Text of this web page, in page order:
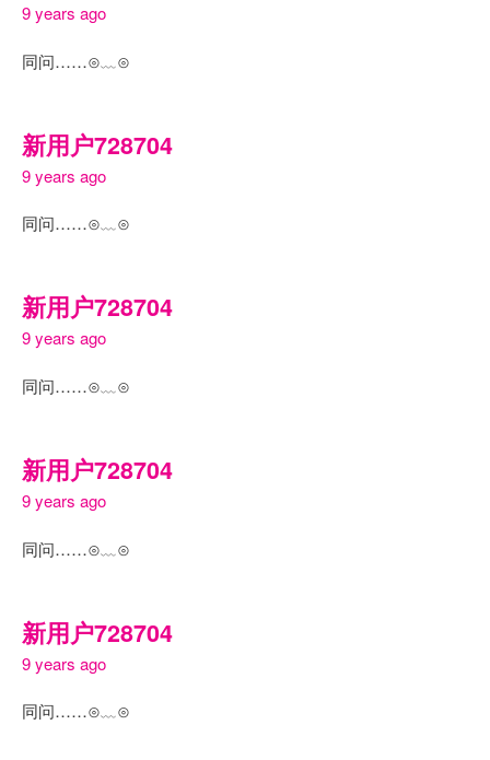
9 years ago
同问……⊙﹏⊙
新用户728704
9 years ago
同问……⊙﹏⊙
新用户728704
9 years ago
同问……⊙﹏⊙
新用户728704
9 years ago
同问……⊙﹏⊙
新用户728704
9 years ago
同问……⊙﹏⊙